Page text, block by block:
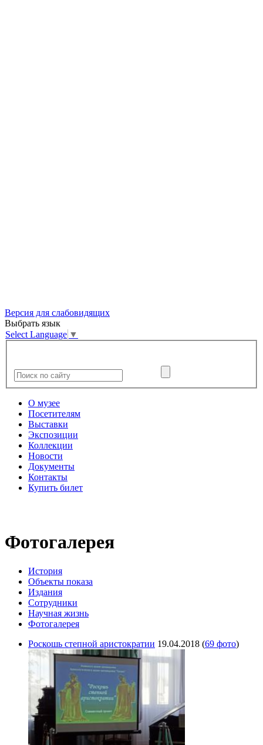
Версия для слабовидящих
Выбрать язык
Select Language ▼
О музее
Посетителям
Выставки
Экспозиции
Коллекции
Новости
Документы
Контакты
Купить билет
Фотогалерея
История
Объекты показа
Издания
Сотрудники
Научная жизнь
Фотогалерея
Роскошь степной аристократии 19.04.2018 (69 фото)